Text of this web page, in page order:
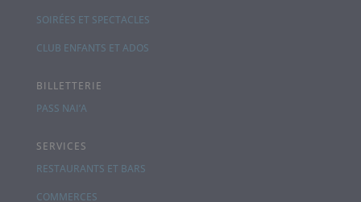
SOIRÉES ET SPECTACLES
CLUB ENFANTS ET ADOS
BILLETTERIE
PASS NAI’A
SERVICES
RESTAURANTS ET BARS
COMMERCES